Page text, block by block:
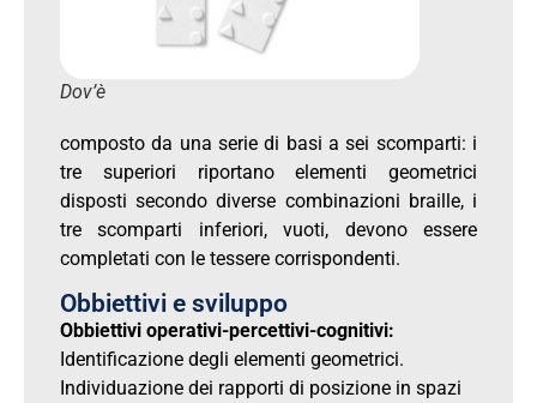
Dov’è
composto da una serie di basi a sei scomparti: i
tre superiori riportano elementi geometrici
disposti secondo diverse combinazioni braille, i
tre scomparti inferiori, vuoti, devono essere
completati con le tessere corrispondenti.
Obbiettivi e sviluppo
Obbiettivi operativi-percettivi-cognitivi:
Identificazione degli elementi geometrici.
Individuazione dei rapporti di posizione in spazi